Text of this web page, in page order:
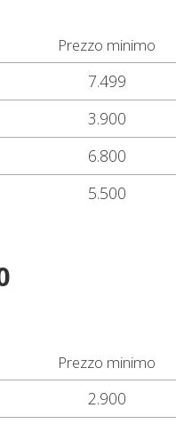
Prezzo minimo
7.499
3.900
6.800
5.500
Prezzo minimo
2.900